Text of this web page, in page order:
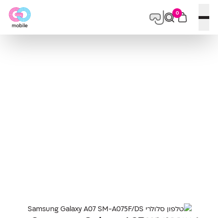
פתח תפריט
0